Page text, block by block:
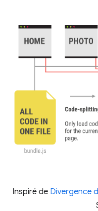
Inspiré de Divergence